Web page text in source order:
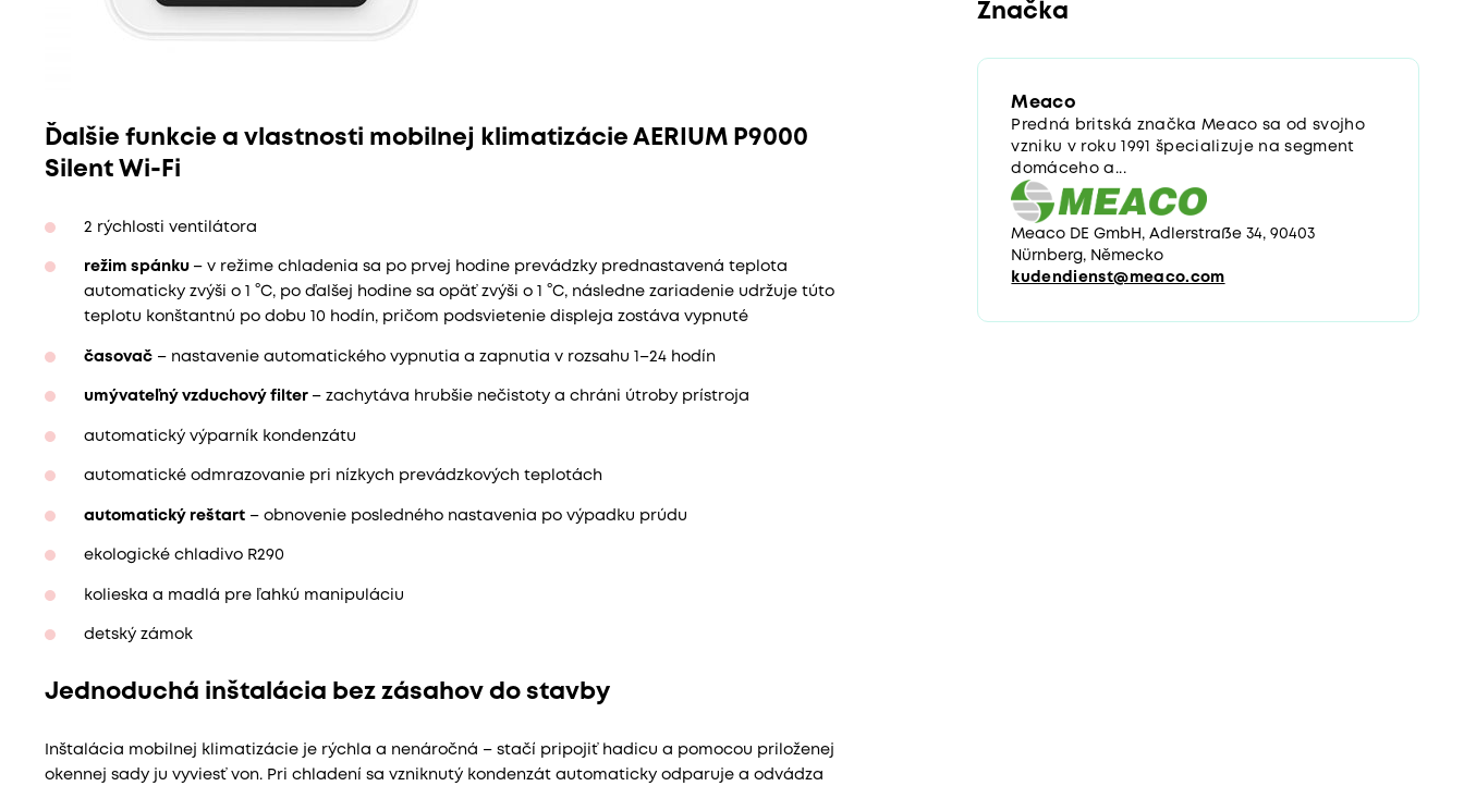
Ďalšie funkcie a vlastnosti mobilnej klimatizácie AERIUM P9000
Silent Wi-Fi
2 rýchlosti ventilátora
režim spánku – v režime chladenia sa po prvej hodine prevádzky prednastavená teplota
automaticky zvýši o 1 °C, po ďalšej hodine sa opäť zvýši o 1 °C, následne zariadenie udržuje túto
teplotu konštantnú po dobu 10 hodín, pričom podsvietenie displeja zostáva vypnuté
časovač– nastavenie automatického vypnutia a zapnutia v rozsahu 1–24 hodín
umývateľný vzduchový filter – zachytáva hrubšie nečistoty a chráni útroby prístroja
automatický výparník kondenzátu
automatické odmrazovanie pri nízkych prevádzkových teplotách
automatický reštart– obnovenie posledného nastavenia po výpadku prúdu
ekologické chladivo R290
kolieska a madlá pre ľahkú manipuláciu
detský zámok
Jednoduchá inštalácia bez zásahov do stavby
Inštalácia mobilnej klimatizácie je rýchla a nenáročná – stačí pripojiť hadicu a pomocou priloženej
okennej sady ju vyviesť von. Pri chladení sa vzniknutý kondenzát automaticky odparuje a odvádza
Značka
Meaco
Predná britská značka Meaco sa od svojho
vzniku v roku 1991 špecializuje na segment
domáceho a...
Meaco DE GmbH, Adlerstraße 34, 90403
Nürnberg, Německo
kudendienst@meaco.com